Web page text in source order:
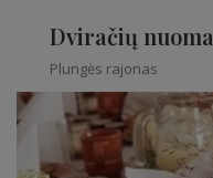
Dviračių nuoma
Plungės rajonas